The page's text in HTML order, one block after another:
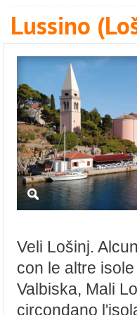
Lussino
Veli Lošinj.
con le altre
Valbiska, Mali
circondano